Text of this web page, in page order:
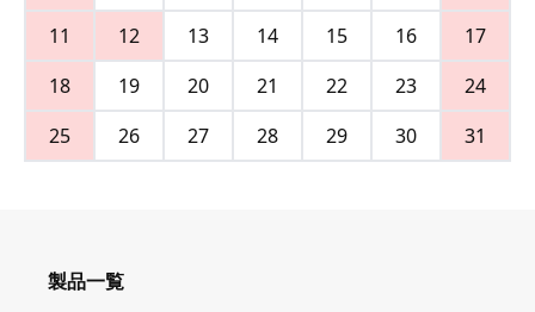
11
12 13 14 15 16
17
18
19 20 21 22 23
24
25
26 27 28 29 30 31
製品一覧